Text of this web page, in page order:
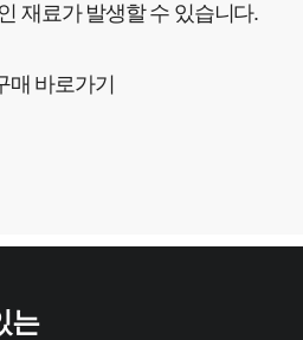
재료가 발생할 수 있습니다.
바로가기
는